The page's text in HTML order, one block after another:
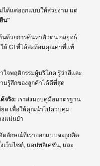
ม่ได้แค่ออกแบบให้สวยงาม แต่
น”
ต้นด้วยการค้นหาตัวตน กลยุทธ์
ห้ CI ที่ได้สะท้อนคุณค่าที่แท้
ใจพฤติกรรมผู้บริโภค รู้ว่าสีและ
รู้สึกของลูกค้าได้ดีที่สุด
จริง: เราส่งมอบคู่มือมาตรฐาน
ยด เพื่อให้คุณนำไปควบคุม
แม่นยำ
อัตลักษณ์ที่เราออกแบบจะถูกคิด
เว็บไซต์, แอปพลิเคชัน, และ